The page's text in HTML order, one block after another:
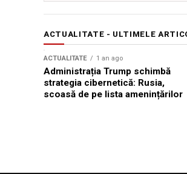
ACTUALITATE - ULTIMELE
ACTUALITATE 1 an ago
Administrația Trump schimbă
strategia cibernetică: Rusia,
scoasă de pe lista amenințărilor